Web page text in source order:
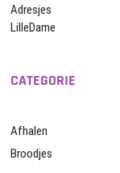
Adresjes
LilleDame
CATEGORIE
Afhalen
Broodjes